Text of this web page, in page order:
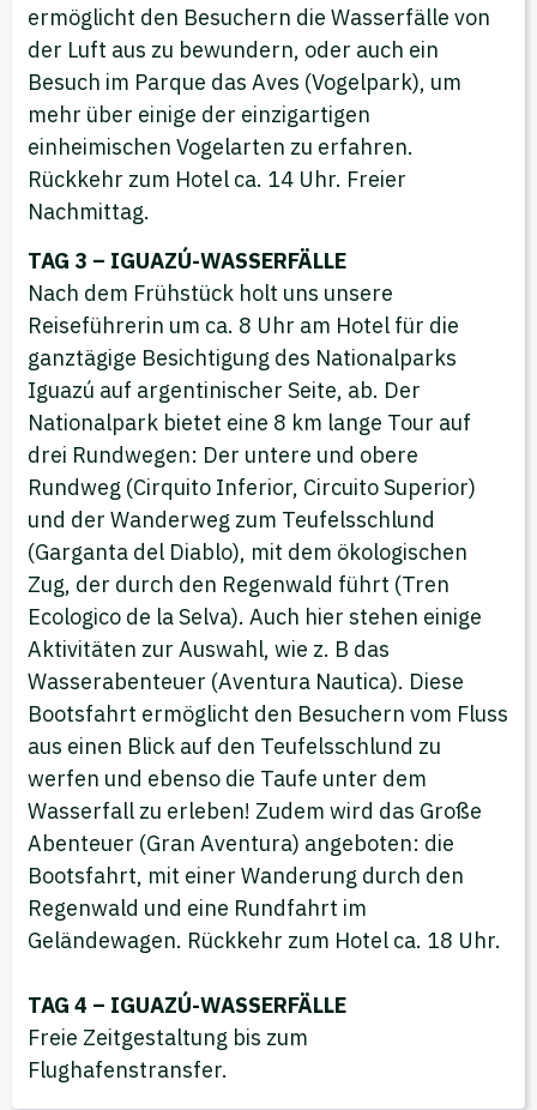
ermöglicht den Besuchern die Wasserfälle von
der Luft aus zu bewundern, oder auch ein
Besuch im Parque das Aves (Vogelpark), um
mehr über einige der einzigartigen
einheimischen Vogelarten zu erfahren.
Rückkehr zum Hotel ca. 14 Uhr. Freier
Nachmittag.
TAG 3 – IGUAZÚ-WASSERFÄLLE
Nach dem Frühstück holt uns unsere
Reiseführerin um ca. 8 Uhr am Hotel für die
ganztägige Besichtigung des Nationalparks
Iguazú auf argentinischer Seite, ab. Der
Nationalpark bietet eine 8 km lange Tour auf
drei Rundwegen: Der untere und obere
Rundweg (Cirquito Inferior, Circuito Superior)
und der Wanderweg zum Teufelsschlund
(Garganta del Diablo), mit dem ökologischen
Zug, der durch den Regenwald führt (Tren
Ecologico de la Selva). Auch hier stehen einige
Aktivitäten zur Auswahl, wie z. B das
Wasserabenteuer (Aventura Nautica). Diese
Bootsfahrt ermöglicht den Besuchern vom Fluss
aus einen Blick auf den Teufelsschlund zu
werfen und ebenso die Taufe unter dem
Wasserfall zu erleben! Zudem wird das Große
Abenteuer (Gran Aventura) angeboten: die
Bootsfahrt, mit einer Wanderung durch den
Regenwald und eine Rundfahrt im
Geländewagen. Rückkehr zum Hotel ca. 18 Uhr.
TAG 4 – IGUAZÚ-WASSERFÄLLE
Freie Zeitgestaltung bis zum
Flughafenstransfer.